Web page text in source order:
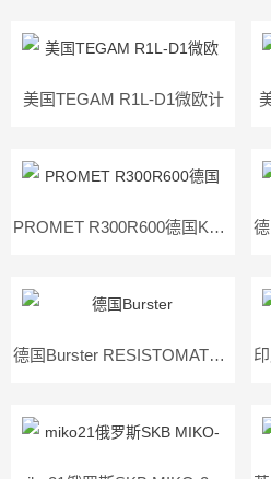
美国TEGAM R1L-D1微欧计
PROMET R300R600德国KoCoS PROMET R300|R600 微欧表
德国Burster RESISTOMAT® 2316系列微欧表